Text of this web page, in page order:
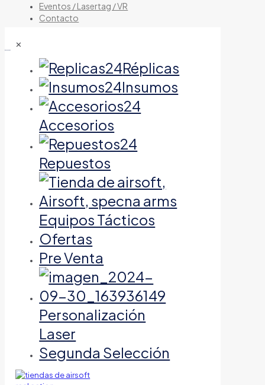
Eventos / Lasertag / VR
Contacto
✕
Réplicas
Insumos
Accesorios
Repuestos
Equipos Tácticos
Ofertas
Pre Venta
Personalización
Laser
Segunda Selección